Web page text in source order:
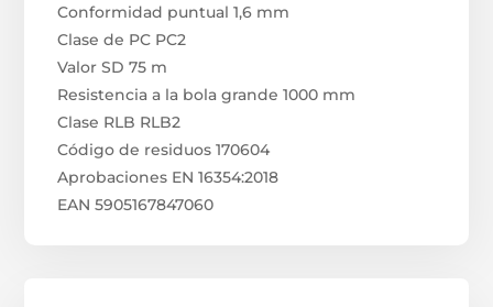
Conformidad puntual 1,6 mm
Clase de PC PC2
Valor SD 75 m
Resistencia a la bola grande 1000 mm
Clase RLB RLB2
Código de residuos 170604
Aprobaciones EN 16354:2018
EAN 5905167847060